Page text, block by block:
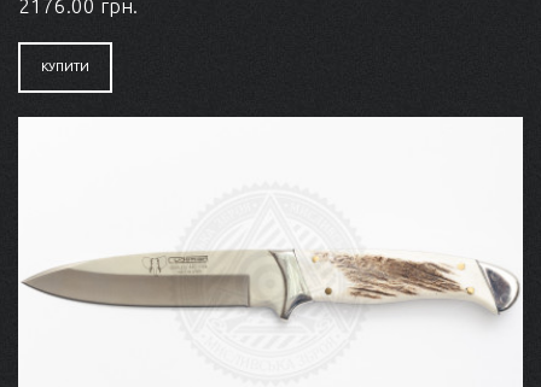
2176.00 грн.
КУПИТИ